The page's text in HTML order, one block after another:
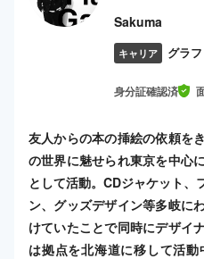
Sakuma
キャリア グラ
身分証確認済
友人からの本の挿絵の依頼を
の世界に魅せられ東京を中心
として活動。CDジャケット、
ン、グッズデザイン等多岐に
けていたことで同時にデザイ
は拠点を北海道に移して活